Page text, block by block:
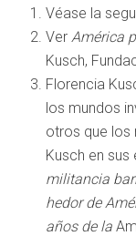
Véase la
Ver América
Kusch,
Florencia
los mundos
otros que los
Kusch en sus
militancia
hedor de
años de la